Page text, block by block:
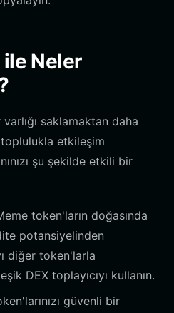
ile Neler
saklamaktan daha
etkileşim
şu şekilde etkili bir
token'ların doğasında
potansiyelinden
diğer token'larla
DEX toplayıcıyı kullanın.
güvenli bir